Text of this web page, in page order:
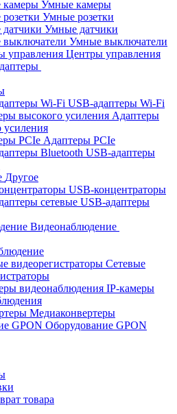
Умные камеры
Умные розетки
Умные датчики
Умные выключатели
Центры управления
USB-адаптеры Wi-Fi
Адаптеры
усиления
Адаптеры PCIe
USB-адаптеры
Другое
USB-концентраторы
USB-адаптеры
Видеонаблюдение
Сетевые
IP-камеры
Медиаконвертеры
Оборудование GPON
товара